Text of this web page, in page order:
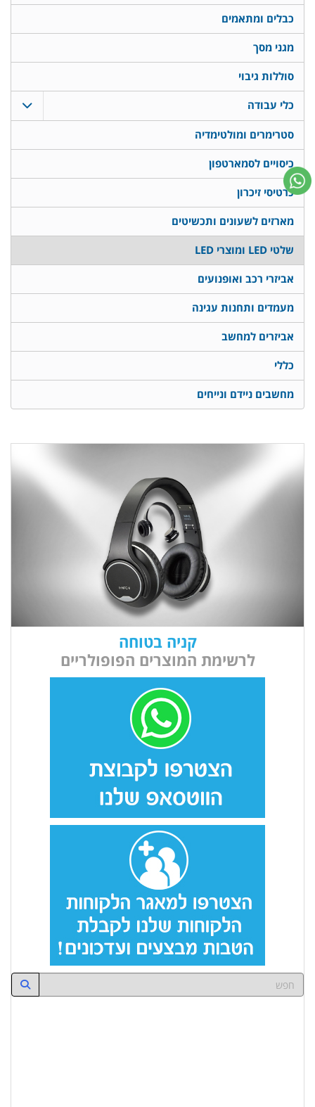
כבלים ומתאמים
מגני מסך
סוללות גיבוי
כלי עבודה
סטרימרים ומולטימדיה
כיסויים לסמארטפון
כרטיסי זיכרון
מארזים לשעונים ותכשיטים
שלטי LED ומוצרי LED
אביזרי רכב ואופנועים
מעמדים ותחנות עגינה
אביזרים למחשב
כללי
מחשבים ניידם ונייחים
קניה בטוחה
לרשימת המוצרים הפופולריים